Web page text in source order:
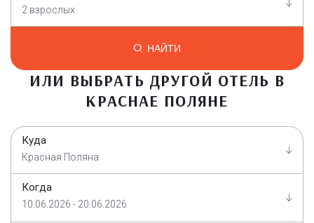
2 взрослых
НАЙТИ
ИЛИ ВЫБРАТЬ ДРУГОЙ ОТЕЛЬ В
КРАСНАЕ ПОЛЯНЕ
Куда
Красная Поляна
Когда
10.06.2026 - 20.06.2026